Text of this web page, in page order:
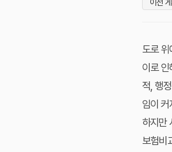
이전
도로
이로
적, 행
임이 커
하지만
보험비